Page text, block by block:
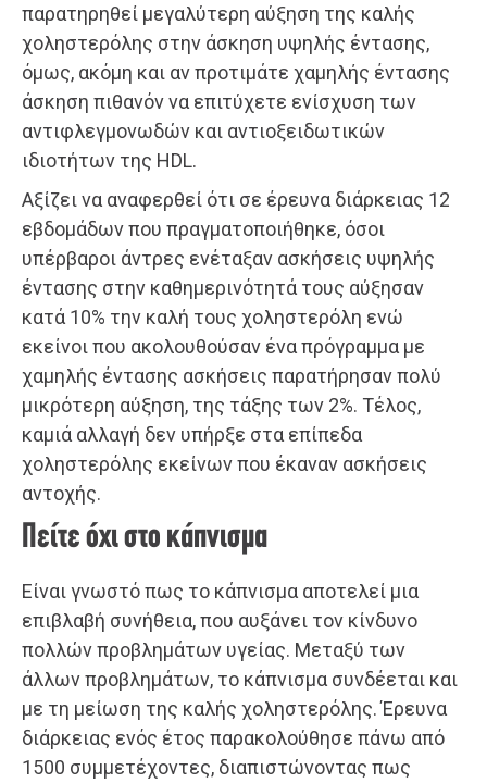
παρατηρηθεί μεγαλύτερη αύξηση της καλής
χοληστερόλης στην άσκηση υψηλής έντασης,
όμως, ακόμη και αν προτιμάτε χαμηλής έντασης
άσκηση πιθανόν να επιτύχετε ενίσχυση των
αντιφλεγμονωδών και αντιοξειδωτικών
ιδιοτήτων της HDL.
Αξίζει να αναφερθεί ότι σε έρευνα διάρκειας 12
εβδομάδων που πραγματοποιήθηκε, όσοι
υπέρβαροι άντρες ενέταξαν ασκήσεις υψηλής
έντασης στην καθημερινότητά τους αύξησαν
κατά 10% την καλή τους χοληστερόλη ενώ
εκείνοι που ακολουθούσαν ένα πρόγραμμα με
χαμηλής έντασης ασκήσεις παρατήρησαν πολύ
μικρότερη αύξηση, της τάξης των 2%. Τέλος,
καμιά αλλαγή δεν υπήρξε στα επίπεδα
χοληστερόλης εκείνων που έκαναν ασκήσεις
αντοχής.
Πείτε όχι στο κάπνισμα
Είναι γνωστό πως το κάπνισμα αποτελεί μια
επιβλαβή συνήθεια, που αυξάνει τον κίνδυνο
πολλών προβλημάτων υγείας. Μεταξύ των
άλλων προβλημάτων, το κάπνισμα συνδέεται και
με τη μείωση της καλής χοληστερόλης. Έρευνα
διάρκειας ενός έτος παρακολούθησε πάνω από
1500 συμμετέχοντες, διαπιστώνοντας πως